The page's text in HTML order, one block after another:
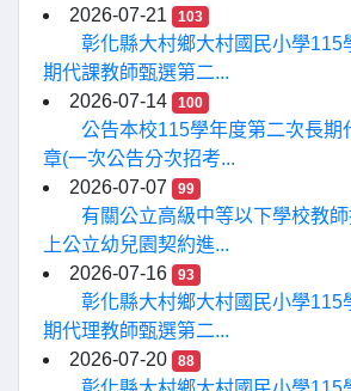
2026-07-21
103
彰化縣大村鄉大村國民小學115
期代課教師甄選第二...
2026-07-14
100
公告本校115學年度第二次長期
章(一次公告分次招考...
2026-07-07
99
有關公立高級中等以下學校教
上公立幼兒園契約進...
2026-07-16
93
彰化縣大村鄉大村國民小學115
期代理教師甄選第二...
2026-07-20
88